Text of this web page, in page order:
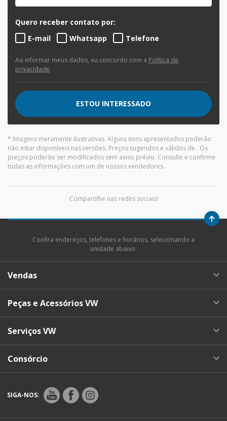
Quero receber contato por:
E-mail
Whatsapp Telefone
Ao informar meus dados, eu concordo com a Política de
privacidade.
ESTOU INTERESSADO
* Imagens meramente ilustrativas. Alguns itens apresentados poderão
não estar disponíveis nas versões. Preços sugeridos e válidos de . Os
preços poderão ser modificados sem aviso prévio. Consulte e confirme
todas as informações com um de nossos vendedores.
Compartilhe nas redes sociais!
Confira endereços, telefones e horários, selecionando a
unidade abaixo:
Vendas
Peças e Acessórios VW
Serviços VW
Consórcio
SIGA-NOS: